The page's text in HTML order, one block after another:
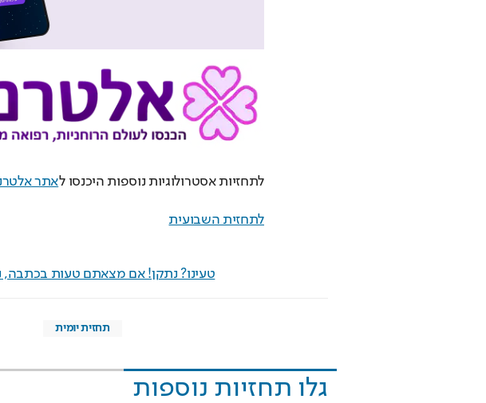
לתחזיות אסטרולוגיות נוספות היכנסו לאתר
לתחזית השבועית
טעינו? נתקן! אם מצאתם טעות
תחזית יומית
גלו תחזיות נוספות